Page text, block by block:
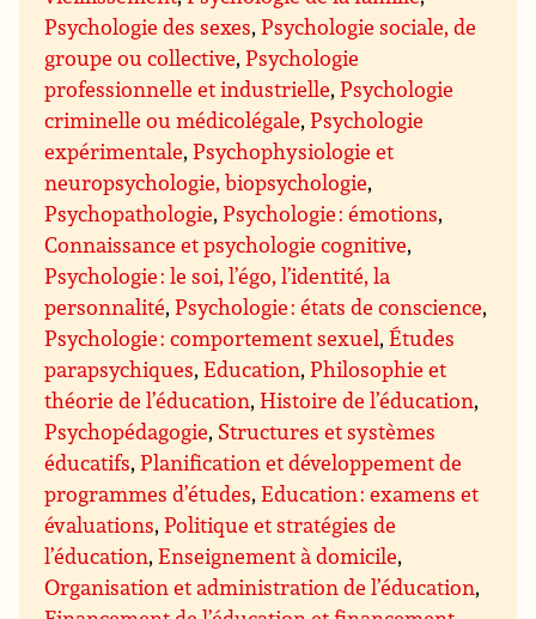
Psychologie des sexes,Psychologie sociale, de
groupe ou collective,Psychologie
professionnelle et industrielle,Psychologie
criminelle ou médicolégale,Psychologie
expérimentale,Psychophysiologie et
neuropsychologie, biopsychologie,
Psychopathologie,Psychologie : émotions,
Connaissance et psychologie cognitive,
Psychologie : le soi, l’égo, l’identité, la
personnalité,Psychologie : états de conscience,
Psychologie : comportement sexuel,Études
parapsychiques,Education,Philosophie et
théorie de l’éducation,Histoire de l’éducation,
Psychopédagogie, Structures et systèmes
éducatifs,Planification et développement de
programmes d’études,Education : examens et
évaluations,Politique et stratégies de
l’éducation,Enseignement à domicile,
Organisation et administration de l’éducation,